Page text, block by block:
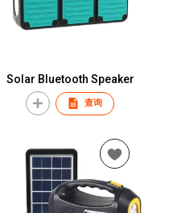
Solar Bluetooth Speaker
查询